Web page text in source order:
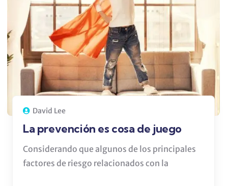
David Lee
La prevención es cosa de juego
Considerando que algunos de los principales
factores de riesgo relacionados con la